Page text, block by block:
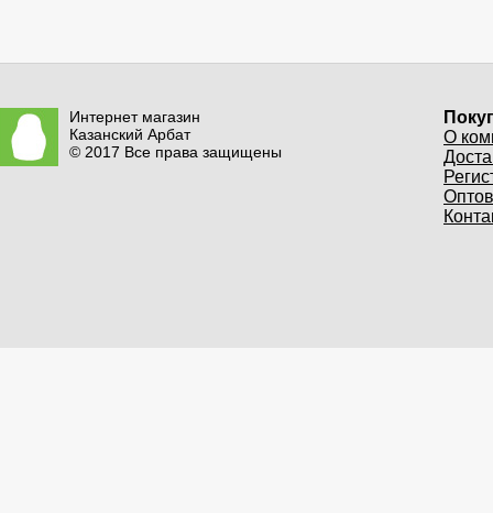
Интернет магазин
Казанский Арбат
© 2017 Все права защищены
О